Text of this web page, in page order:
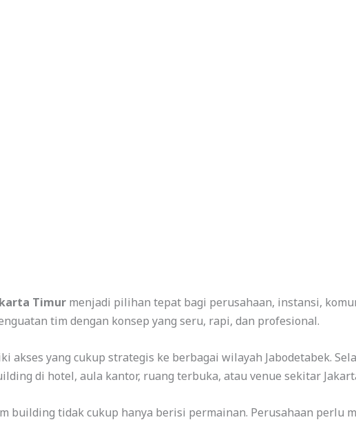
Timurmenjadi pilihan tepat bagi perusahaan, instansi,
tim dengan konsep yang seru, rapi, dan profesional.
akses yang cukup strategis ke berbagai wilayah Jabodetabek.
di hotel, aula kantor, ruang terbuka, atau venue sekitar
building tidak cukup hanya berisi permainan. Perusahaan perlu